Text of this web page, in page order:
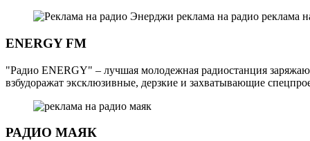
ENERGY FM
"Радио ENERGY" – лучшая молодежная радиостанция
взбудоражат эксклюзивные, дерзкие и захватывающие
РАДИО МАЯК